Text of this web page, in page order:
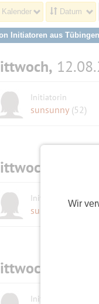
Wir
Kalender Datum
Initiatoren aus Tübingen
Initiatorin
sunsunny (52)
Initiatorin
sunsunny (52)
Initiatorin